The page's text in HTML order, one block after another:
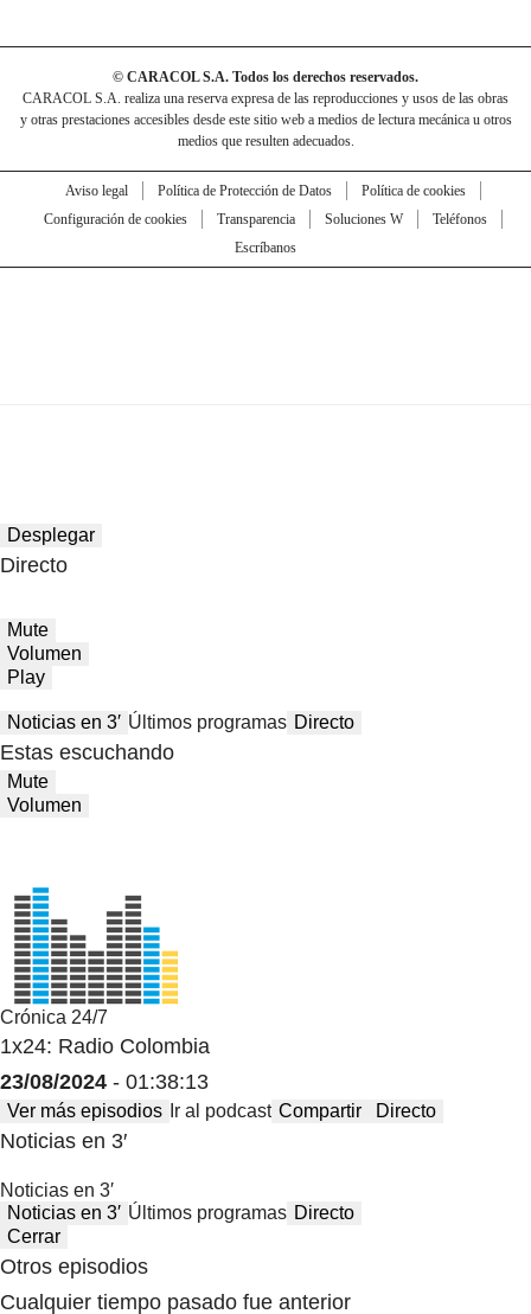
© CARACOL S.A. Todos los derechos reservados.
CARACOL S.A. realiza una reserva expresa de las reproducciones y usos de las obras
y otras prestaciones accesibles desde este sitio web a medios de lectura mecánica u otros
medios que resulten adecuados.
Aviso legal Política de Protección de Datos
Política de cookies
Configuración de cookies
Transparencia Soluciones W
Teléfonos
Escríbanos
Desplegar
Directo
Mute
Volumen
Play
Noticias en 3′ Últimos programas Directo
Estas escuchando
Mute
Volumen
Crónica 24/7
1x24: Radio Colombia
23/08/2024 - 01:38:13
Ver más episodios Ir al podcast Compartir Directo
Noticias en 3′
Noticias en 3′
Noticias en 3′ Últimos programas Directo
Cerrar
Otros episodios
Cualquier tiempo pasado fue anterior